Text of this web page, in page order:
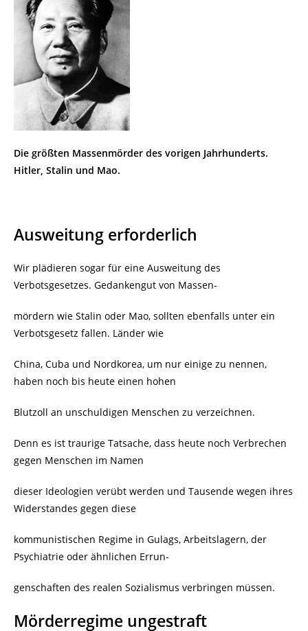
Die größten Massenmörder des vorigen Jahrhunderts.
Hitler, Stalin und Mao.
Ausweitung erforderlich
Wir plädieren sogar für eine Ausweitung des
Verbotsgesetzes. Gedankengut von Massen-
mördern wie Stalin oder Mao, sollten ebenfalls unter ein
Verbotsgesetz fallen. Länder wie
China, Cuba und Nordkorea, um nur einige zu nennen,
haben noch bis heute einen hohen
Blutzoll an unschuldigen Menschen zu verzeichnen.
Denn es ist traurige Tatsache, dass heute noch Verbrechen
gegen Menschen im Namen
dieser Ideologien verübt werden und Tausende wegen ihres
Widerstandes gegen diese
kommunistischen Regime in Gulags, Arbeitslagern, der
Psychiatrie oder ähnlichen Errun-
genschaften des realen Sozialismus verbringen müssen.
Mörderregime ungestraft